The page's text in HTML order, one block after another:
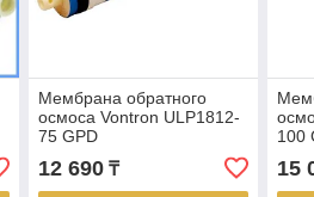
Мембрана обратного
осмоса Vontron ULP1812-
75 GPD
12 690₸
100
15